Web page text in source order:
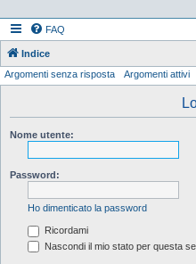
FAQ
Indice
Argomenti senza risposta Argomenti attivi
Nome utente:
Password:
Ho dimenticato la password
Ricordami
Nascondi il mio stato per questa